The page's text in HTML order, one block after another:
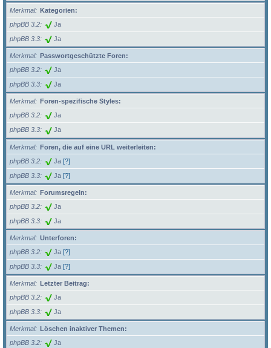
Merkmal
Kategorien:
phpBB 3.2
Ja
phpBB 3.3 Ja
Merkmal
Passwortgeschützte Foren:
phpBB 3.2
Ja
phpBB 3.3 Ja
Merkmal
Foren-spezifische Styles:
phpBB 3.2
Ja
phpBB 3.3 Ja
Merkmal
Foren, die auf eine URL weiterleiten:
phpBB 3.2
Ja [?]
phpBB 3.3 Ja [?]
Merkmal
Forumsregeln:
phpBB 3.2
Ja
phpBB 3.3 Ja
Merkmal
Unterforen:
phpBB 3.2
Ja [?]
phpBB 3.3 Ja [?]
Merkmal
Letzter Beitrag:
phpBB 3.2
Ja
phpBB 3.3 Ja
Merkmal
Löschen inaktiver Themen:
phpBB 3.2
Ja